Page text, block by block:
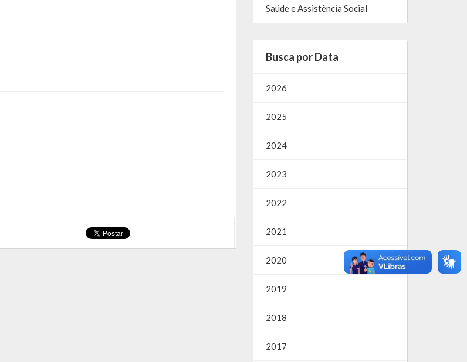
Saúde e Assistência Social
Busca por Data
2026
2025
2024
2023
2022
2021
2020
2019
2018
2017